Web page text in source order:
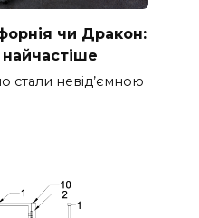
чи Дракон:
стали невід’ємною